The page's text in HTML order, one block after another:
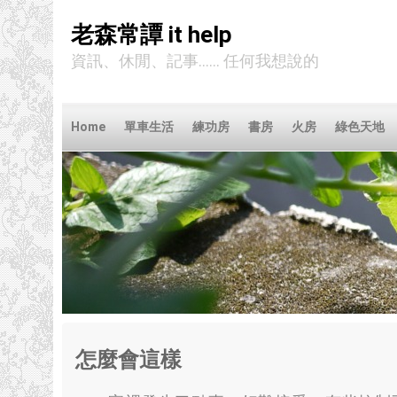
老森常譚 it help
資訊、休閒、記事...... 任何我想說的
Home 單車生活 練功房 書房 火房 綠色天地
怎麼會這樣